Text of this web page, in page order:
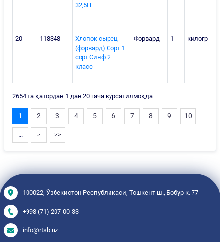
32,5H
20 118348
Хлопок сырец
(форвард) Сорт 1
сорт Синф 2
класс
Форвард 1
2654 та қатордан 1 дан 20 гача кўрсатилмоқда
1 2 3 4 5 6 7 8 9 10
… > >>
100022, Ўзбекистон Республикаси, Тошкент ш., Бобур к. 77
+998 (71) 207-00-33
info@rtsb.uz